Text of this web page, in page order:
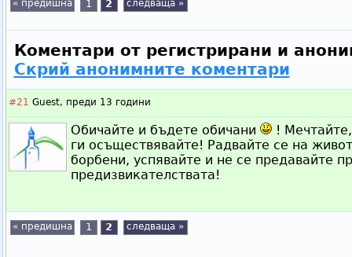
« предишна 1 2 следваща »
Коментари от регистрирани и
Скрий анонимните коментари
#21 Guest, преди 13 години
Обичайте и бъдете обичани
! Мечтайте,
ги осъществявайте! Радвайте се на
борбени, успявайте и не се предавайте
предизвикателствата!
« предишна 1 2 следваща »